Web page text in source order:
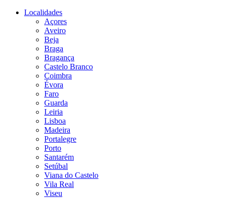
Localidades
Açores
Aveiro
Beja
Braga
Bragança
Castelo Branco
Coimbra
Évora
Faro
Guarda
Leiria
Lisboa
Madeira
Portalegre
Porto
Santarém
Setúbal
Viana do Castelo
Vila Real
Viseu